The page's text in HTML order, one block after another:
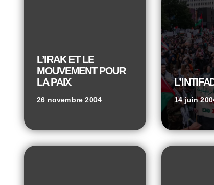
L’IRAK ET LE
MOUVEMENT POUR
LA PAIX
26 novembre 2004 14 juin